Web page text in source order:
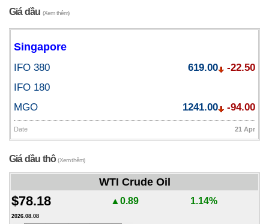
Giá dầu (Xem thêm)
Singapore
IFO 380 619.00
-22.50
IFO 180
MGO
1241.00 -94.00
Date 21 Apr
Giá dầu thô(Xem thêm)
WTI Crude Oil
$78.18 ▲0.89 1.14%
2026.08.08